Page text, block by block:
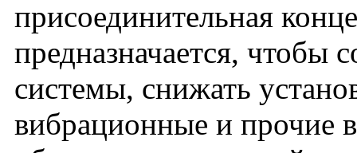
присоединительная
предназначается, чтобы
системы, снижать
вибрационные и прочие